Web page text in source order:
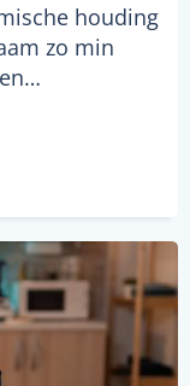
houding
zo min